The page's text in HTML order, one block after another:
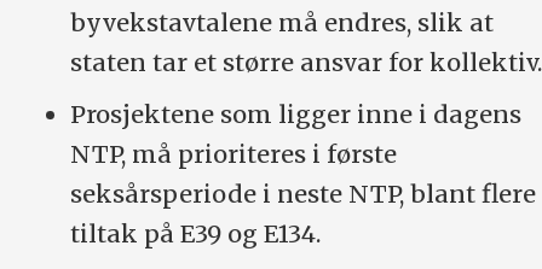
byvekstavtalene må endres, slik at
staten tar et større ansvar for kollektiv.
Prosjektene som ligger inne i dagens
NTP, må prioriteres i første
seksårsperiode i neste NTP, blant flere
tiltak på E39 og E134.